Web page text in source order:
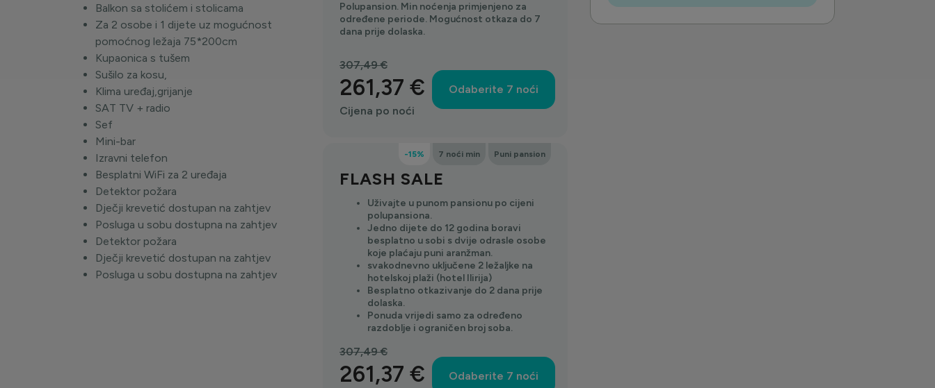
Balkon sa stolićem i stolicama
Za 2 osobe i 1 dijete uz mogućnost
pomoćnog ležaja 75*200cm
Kupaonica s tušem
Sušilo za kosu,
Klima uređaj,grijanje
SAT TV + radio
Sef
Mini-bar
Izravni telefon
Besplatni WiFi za 2 uređaja
Detektor požara
Dječji krevetić dostupan na zahtjev
Posluga u sobu dostupna na zahtjev
Detektor požara
Dječji krevetić dostupan na zahtjev
Posluga u sobu dostupna na zahtjev
Polupansion. Min noćenja primjenjeno za
određene periode. Mogućnost otkaza do 7
dana prije dolaska.
307,49 €
261,37 €
Cijena po noći
Odaberite 7 noći
-15% 7 noći min Puni pansion
FLASH SALE
Uživajte u punom pansionu po cijeni
polupansiona.
Jedno dijete do 12 godina boravi
besplatno u sobi s dvije odrasle osobe
koje plaćaju puni aranžman.
svakodnevno uključene 2 ležaljke na
hotelskoj plaži (hotel Ilirija)
Besplatno otkazivanje do 2 dana prije
dolaska.
Ponuda vrijedi samo za određeno
razdoblje i ograničen broj soba.
307,49 €
261,37 € Odaberite 7 noći